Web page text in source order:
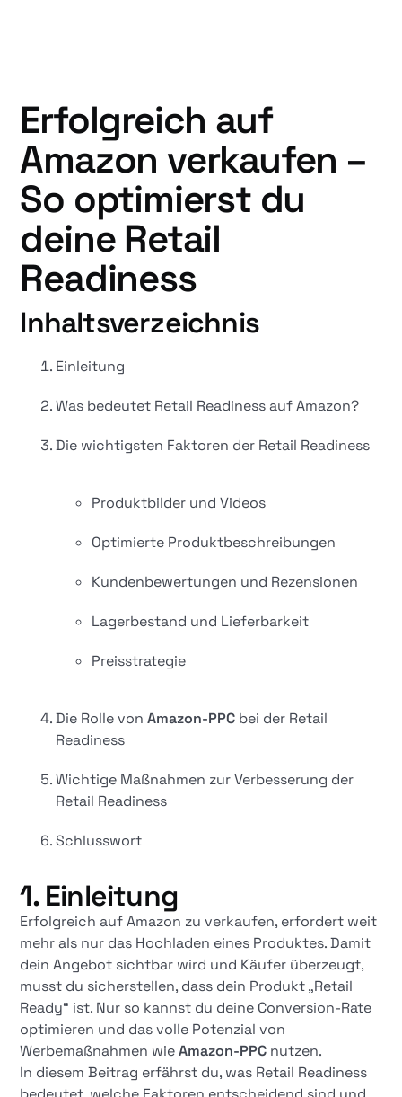
Erfolgreich auf
Amazon verkaufen –
So optimierst du
deine Retail
Readiness
Inhaltsverzeichnis
Einleitung
Was bedeutet Retail Readiness auf Amazon?
Die wichtigsten Faktoren der Retail Readiness
Produktbilder und Videos
Optimierte Produktbeschreibungen
Kundenbewertungen und Rezensionen
Lagerbestand und Lieferbarkeit
Preisstrategie
Die Rolle vonAmazon-PPC bei der Retail
Readiness
Wichtige Maßnahmen zur Verbesserung der
Retail Readiness
Schlusswort
1. Einleitung
Erfolgreich auf Amazon zu verkaufen, erfordert weit
mehr als nur das Hochladen eines Produktes. Damit
dein Angebot sichtbar wird und Käufer überzeugt,
musst du sicherstellen, dass dein Produkt „Retail
Ready“ ist. Nur so kannst du deine Conversion-Rate
optimieren und das volle Potenzial von
Werbemaßnahmen wieAmazon-PPC nutzen.
In diesem Beitrag erfährst du, was Retail Readiness